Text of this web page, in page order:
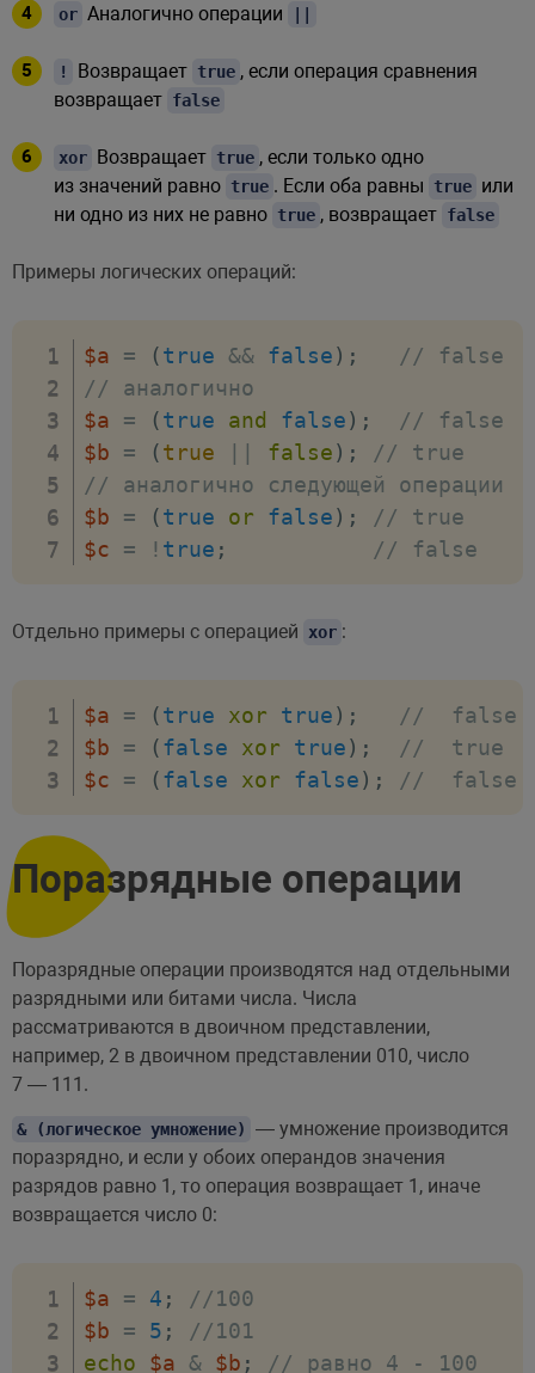
or Аналогично операции ||
! Возвращает true , если операция сравнения
возвращает false
xor Возвращает true , если только одно
из значений равно true . Если оба равны true или
ни одно из них не равно true , возвращает false
Примеры логических операций:
$a = (true && false) ;
// false
// аналогично
$a
= (true and false) ;
// false
$b
= (true || false) ;
// true
// аналогично следующей операции
$b
= (true or false) ;
// true
$c
= ! true ; // false
Отдельно примеры с операцией xor :
$a = (true xor true) ;
//  false
$b
= (false xor true) ;
//  true
$c
= (false xor false) ; //  false
Поразрядные операции
Поразрядные операции производятся над отдельными
разрядными или битами числа. Числа
рассматриваются в двоичном представлении,
например, 2 в двоичном представлении 010, число
7 — 111.
& (логическое умножение)
— умножение производится
поразрядно, и если у обоих операндов значения
разрядов равно 1, то операция возвращает 1, иначе
возвращается число 0:
$a = 4 ;
//100
$b
= 5 ;
//101
echo
$a & $b ; // равно 4 - 100